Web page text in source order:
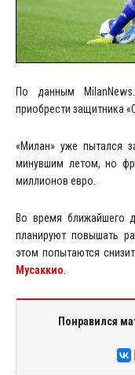
По данным
приобрести защитника
«Милан» уже пытался
минувшим летом, но
миллионов евро.
Во время ближайшего
планируют повышать
этом попытаются
Мусаккио
Понравился